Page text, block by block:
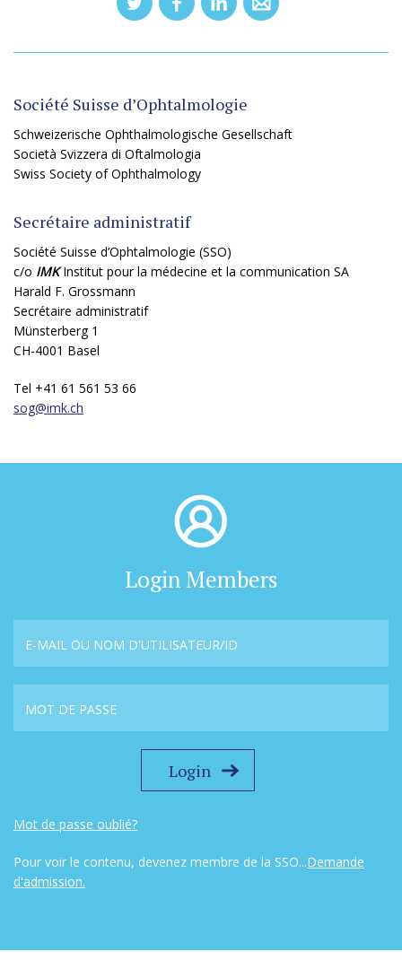
Société Suisse d’Ophtalmologie
Schweizerische Ophthalmologische Gesellschaft
Società Svizzera di Oftalmologia
Swiss Society of Ophthalmology
Secrétaire administratif
Société Suisse d’Ophtalmologie (SSO)
c/o IMKInstitut pour la médecine et la communication SA
Harald F. Grossmann
Secrétaire administratif
Münsterberg 1
CH-4001 Basel
Tel +41 61 561 53 66
sog@imk.ch
Login Members
Mot de passe oublié?
Pour voir le contenu, devenez membre de la SSO...Demande
d'admission.